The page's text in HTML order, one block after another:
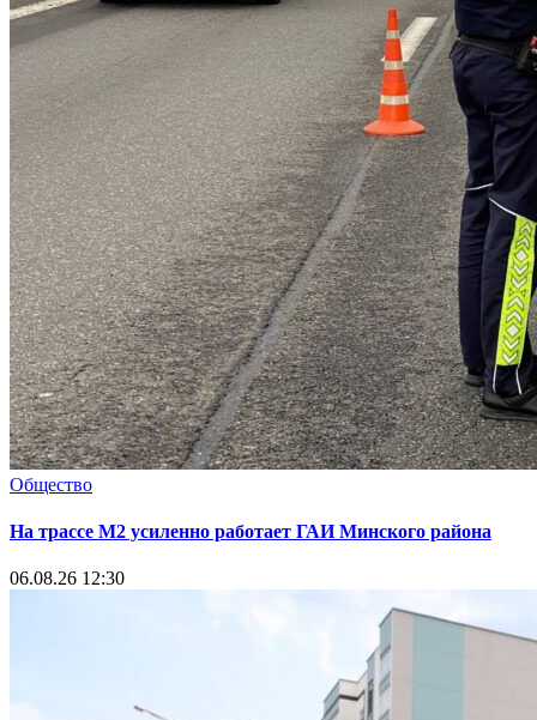
Общество
На трассе М2 усиленно работает ГАИ Минского района
06.08.26 12:30